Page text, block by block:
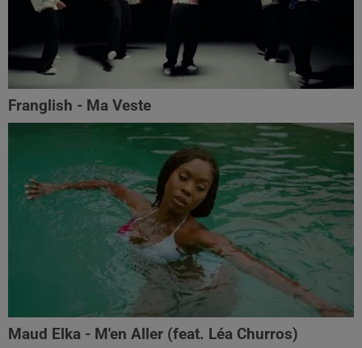
Franglish - Ma Veste
Maud Elka - M'en Aller (feat. Léa Churros)